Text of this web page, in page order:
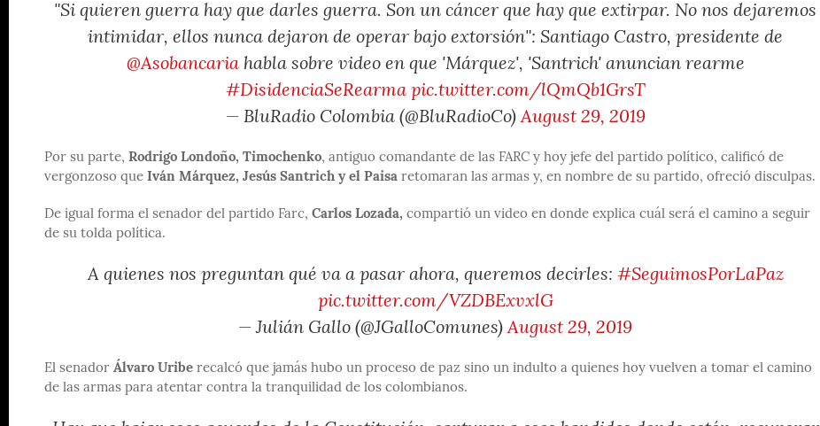
"Si quieren guerra hay que darles guerra. Son un cáncer que hay que extirpar. No nos dejaremos
intimidar, ellos nunca dejaron de operar bajo extorsión": Santiago Castro, presidente de
@Asobancariahabla sobre video en que 'Márquez', 'Santrich' anuncian rearme
#DisidenciaSeRearma pic.twitter.com/lQmQb1GrsT
— BluRadio Colombia (@BluRadioCo)August 29, 2019
Por su parte, Rodrigo Londoño, Timochenko, antiguo comandante de las FARC y hoy jefe del partido político, calificó de
vergonzoso que Iván Márquez, Jesús Santrich y el Paisa retomaran las armas y, en nombre de su partido, ofreció disculpas.
De igual forma el senador del partido Farc, Carlos Lozada, compartió un video en donde explica cuál será el camino a seguir
de su tolda política.
A quienes nos preguntan qué va a pasar ahora, queremos decirles: #SeguimosPorLaPaz
pic.twitter.com/VZDBExvxlG
— Julián Gallo (@JGalloComunes)August 29, 2019
El senador Álvaro Uribe recalcó que jamás hubo un proceso de paz sino un indulto a quienes hoy vuelven a tomar el camino
de las armas para atentar contra la tranquilidad de los colombianos.